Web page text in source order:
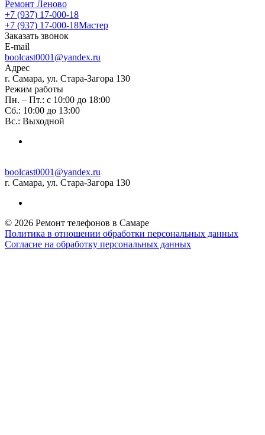
Ремонт Леново
+7 (937) 17-000-18
+7 (937) 17-000-18Мастер
Заказать звонок
E-mail
boolcast0001@yandex.ru
Адрес
г. Самара, ул. Стара-Загора 130
Режим работы
Пн. – Пт.: с 10:00 до 18:00
Сб.: 10:00 до 13:00
Вс.: Выходной
boolcast0001@yandex.ru
г. Самара, ул. Стара-Загора 130
© 2026 Ремонт телефонов в Самаре
Политика в отношении обработки персональных данных
Согласие на обработку персональных данных